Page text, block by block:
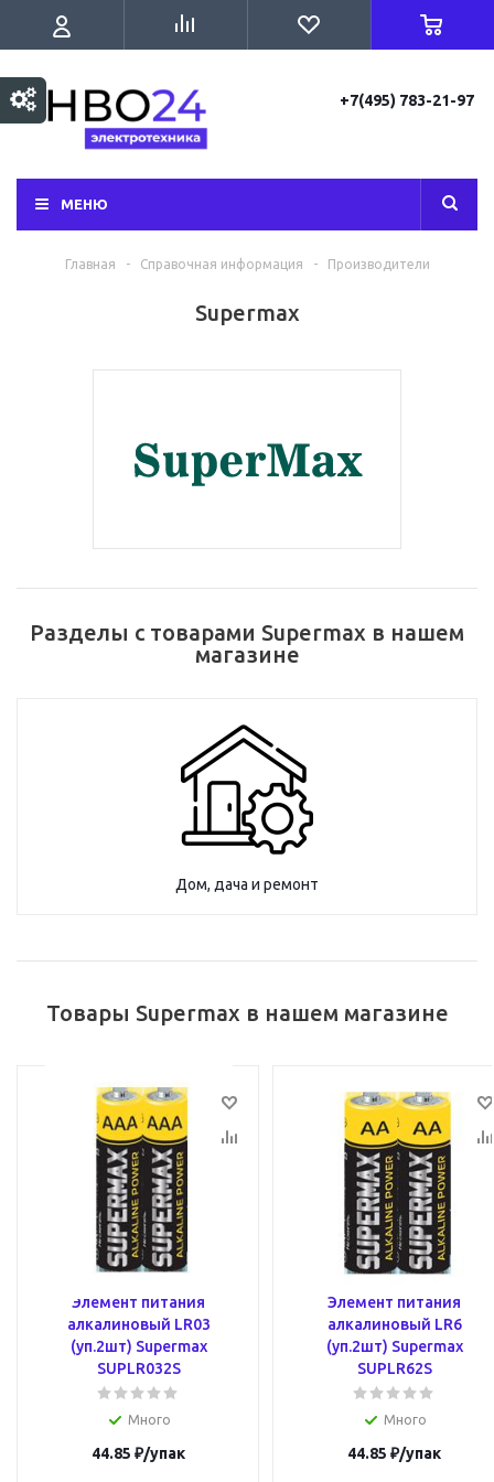
+7(495) 783-21-97
МЕНЮ
Главная - Справочная информация - Производители
Supermax
Разделы с товарами Supermax в нашем
магазине
Дом, дача и ремонт
Товары Supermax в нашем магазине
Элемент питания
алкалиновый LR03
(уп.2шт) Supermax
SUPLR032S
Много
44.85 ₽/упак
Элемент питания
алкалиновый LR6
(уп.2шт) Supermax
SUPLR62S
Много
44.85 ₽/упак